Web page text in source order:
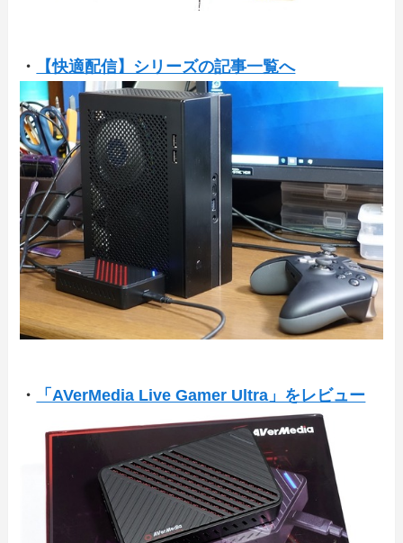
・ 【快適配信】シリーズの記事一覧へ
・ 「AVerMedia Live Gamer Ultra」をレビュー